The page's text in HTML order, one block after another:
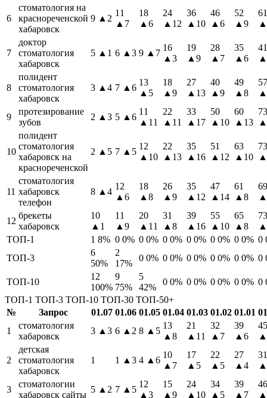
6
стоматология на
краснореченской
хабаровск
9 ▲2
11
▲7
18
▲6
24
▲12
36
▲10
46
▲6
52
▲9
61
7
доктор
стоматология
хабаровск
5 ▲1 6 ▲3 9 ▲7
16
▲3
19
▲9
28
▲7
35
▲6
41
8
полидент
стоматология
хабаровск
3 ▲4 7 ▲6
13
▲5
18
▲9
27
▲13
40
▲9
49
▲8
57
9
протезирование
зубов
2 ▲3 5 ▲6
11
▲11
22
▲11
33
▲17
50
▲10
60
▲13
73
10
полидент
стоматология
хабаровск на
краснореченской
2 ▲5 7 ▲5
12
▲10
22
▲13
35
▲16
51
▲12
63
▲10
73
11
стоматология
хабаровск
телефон
8 ▲4
12
▲6
18
▲8
26
▲9
35
▲12
47
▲14
61
▲8
69
12
брекеты
хабаровск
10
▲1
11
▲9
20
▲11
31
▲8
39
▲16
55
▲10
65
▲8
73
ТОП-1
1 8% 0 0% 0 0% 0 0% 0 0% 0 0% 0 0% 0
ТОП-3
6
50%
2
17%
0 0% 0 0% 0 0% 0 0% 0 0% 0
ТОП-10
12
100%
9
75%
5
42%
0 0% 0 0% 0 0% 0 0% 0
ТОП-1 ТОП-3 ТОП-10 ТОП-30 ТОП-50+
№
Запрос 01.07 01.06 01.05 01.04 01.03 01.02 01.01
1
стоматология
хабаровск
3 ▲3 6 ▲2 8 ▲5
13
▲8
21
▲11
32
▲7
39
▲6
45
2
детская
стоматология
хабаровск
1 1 ▲3 4 ▲6
10
▲7
17
▲5
22
▲5
27
▲4
31
3
стоматологии
хабаровск сайты
5 ▲2 7 ▲5
12
▲3
15
▲9
24
▲10
34
▲5
39
▲7
46